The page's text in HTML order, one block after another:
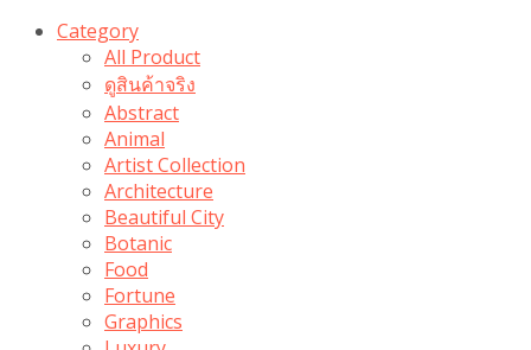
Category
All Product
ดูสินค้าจริง
Abstract
Animal
Artist Collection
Architecture
Beautiful City
Botanic
Food
Fortune
Graphics